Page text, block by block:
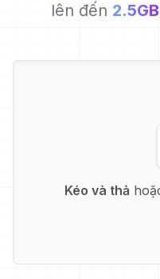
lên đến 2.5GB
Kéo và thả